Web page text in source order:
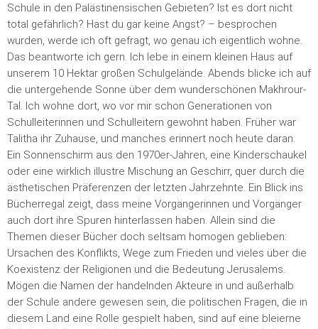
Schule in den Palästinensischen Gebieten? Ist es dort nicht
total gefährlich? Hast du gar keine Angst? – besprochen
wurden, werde ich oft gefragt, wo genau ich eigentlich wohne.
Das beantworte ich gern. Ich lebe in einem kleinen Haus auf
unserem 10 Hektar großen Schulgelände. Abends blicke ich auf
die untergehende Sonne über dem wunderschönen Makhrour-
Tal. Ich wohne dort, wo vor mir schon Generationen von
Schulleiterinnen und Schulleitern gewohnt haben. Früher war
Talitha ihr Zuhause, und manches erinnert noch heute daran.
Ein Sonnenschirm aus den 1970er-Jahren, eine Kinderschaukel
oder eine wirklich illustre Mischung an Geschirr, quer durch die
ästhetischen Präferenzen der letzten Jahrzehnte. Ein Blick ins
Bücherregal zeigt, dass meine Vorgängerinnen und Vorgänger
auch dort ihre Spuren hinterlassen haben. Allein sind die
Themen dieser Bücher doch seltsam homogen geblieben:
Ursachen des Konflikts, Wege zum Frieden und vieles über die
Koexistenz der Religionen und die Bedeutung Jerusalems.
Mögen die Namen der handelnden Akteure in und außerhalb
der Schule andere gewesen sein, die politischen Fragen, die in
diesem Land eine Rolle gespielt haben, sind auf eine bleierne